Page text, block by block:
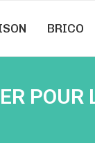
BRICO